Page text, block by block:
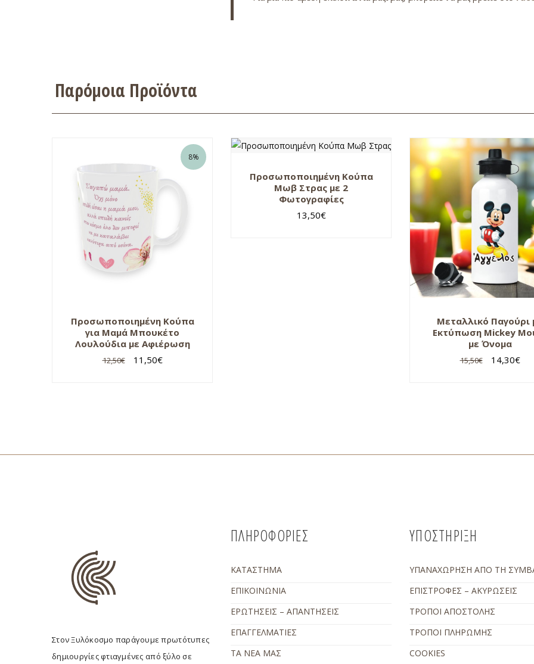
Παρόμοια Προϊόντα
8%
Προσωποποιημένη Κούπα
για Μαμά Μπουκέτο
Λουλούδια με Αφιέρωση
12,50€ 11,50€
Προσωποποιημένη Κούπα
Μωβ Στρας με 2
Φωτογραφίες
13,50€
Μεταλλικό Παγούρι
Εκτύπωση Mickey
με Όνομα
15,50€ 14,30€
Στον Ξυλόκοσμο παράγουμε πρωτότυπες
δημιουργίες φτιαγμένες από ξύλο σε
ΠΛΗΡΟΦΟΡΙΕΣ
ΚΑΤΑΣΤΗΜΑ
ΕΠΙΚΟΙΝΩΝΙΑ
ΕΡΩΤΗΣΕΙΣ – ΑΠΑΝΤΗΣΕΙΣ
ΕΠΑΓΓΕΛΜΑΤΙΕΣ
ΤΑ ΝΕΑ ΜΑΣ
ΥΠΟΣΤΗΡΙΞΗ
ΥΠΑΝΑΧΩΡΗΣΗ ΑΠΟ ΤΗ
ΕΠΙΣΤΡΟΦΕΣ – ΑΚΥΡΩΣΕΙΣ
ΤΡΟΠΟΙ ΑΠΟΣΤΟΛΗΣ
ΤΡΟΠΟΙ ΠΛΗΡΩΜΗΣ
COOKIES